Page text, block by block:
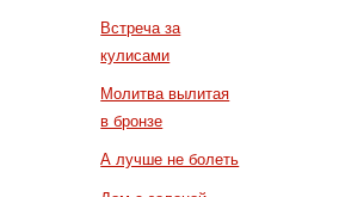
Встреча за
кулисами
Молитва вылитая
в бронзе
А лучше не болеть